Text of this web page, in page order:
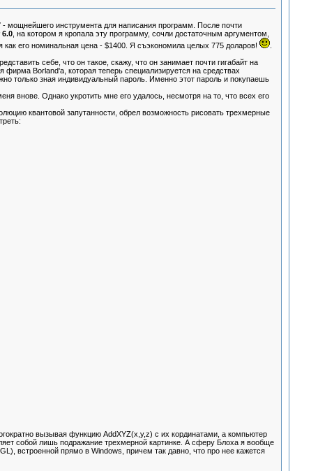
- мощнейшего инструмента для написания программ. После почти
, на котором я кропала эту программу, сочли достаточным аргументом,
его номинальная цена - $1400. Я съэкономила целых 775 доларов!
.
себе, что он такое, скажу, что он занимает почти гигабайт на
Borland'а, которая теперь специализируется на средствах
только зная индивидуальный пароль. Именно этот пароль и покупаешь
внове. Однако укротить мне его удалось, несмотря на то, что всех его
квантовой запутанности, обрел возможность рисовать трехмерные
вызывая функцию AddXYZ(x,y,z) с их кординатами, а компьютер
собой лишь подражание трехмерной картинке. А сферу Блоха я вообще
встроенной прямо в Windows, причем так давно, что про нее кажется